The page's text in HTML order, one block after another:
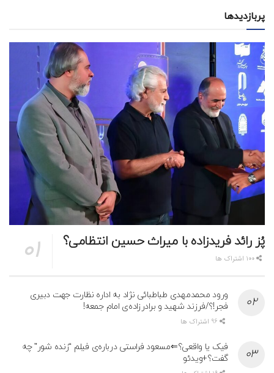
پربازدیدها
پُز رائد فریدزاده با میراث حسین انتظامی؟
ورود محمدمهدی طباطبائی نژاد به اداره نظارت جهت دبیری
فجر!؟/فرزند شهید و برادرزاده‌ی امام جمعه!
فیک یا واقعی؟⇐مسعود فراستی درباره‌ی فیلم “زنده شور” چه
گفت؟+ویدئو